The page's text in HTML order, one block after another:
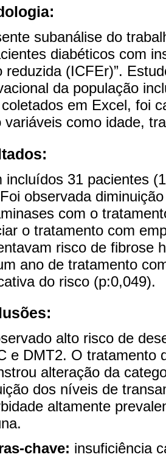
subanálise do
diabéticos com
reduzida (ICFEr)”.
da população
em Excel, foi
variáveis ​​como idade,
incluídos 31 pacientes
observada
com o
o tratamento com
risco de fibrose
ano de tratamento
do risco (p:0,049).
alto risco de
e DMT2. O tratamento
alteração da
dos níveis de
altamente
chave: insuficiência